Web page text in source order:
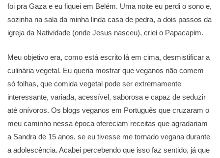
foi pra Gaza e eu fiquei em Belém. Uma noite eu perdi o sono e,
sozinha na sala da minha linda casa de pedra, a dois passos da
igreja da Natividade (onde Jesus nasceu), criei o Papacapim.
Meu objetivo era, como está escrito lá em cima, desmistificar a
culinária vegetal. Eu queria mostrar que veganos não comem
só folhas, que comida vegetal pode ser extremamente
interessante, variada, acessível, saborosa e capaz de seduzir
até onívoros. Os blogs veganos em Português que cruzaram o
meu caminho nessa época ofereciam receitas que agradariam
a Sandra de 15 anos, se eu tivesse me tornado vegana durante
a adolescência. Acabei percebendo que isso faz sentido, já que